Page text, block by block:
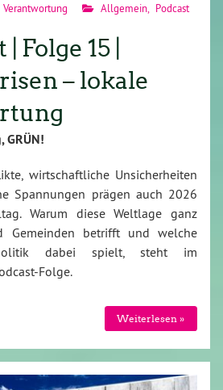
Verantwortung Allgemein, Podcast
Folge 15 |
– lokale
GRÜN!
wirtschaftliche Unsicherheiten
Spannungen prägen auch 2026
Warum diese Weltlage ganz
Gemeinden betrifft und welche
dabei spielt, steht im
Folge.
Weiterlesen »